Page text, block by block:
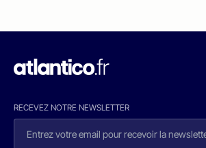
RECEVEZ NOTRE NEWSLETTER